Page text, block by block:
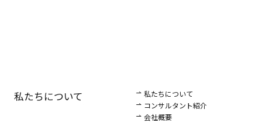
私たちについて
私たちについて
コンサルタント紹介
会社概要